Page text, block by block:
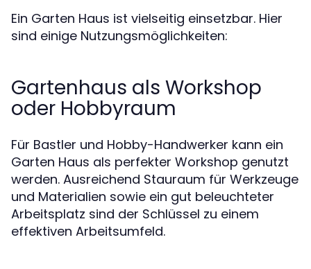
Ein Garten Haus ist vielseitig einsetzbar. Hier
sind einige Nutzungsmöglichkeiten:
Gartenhaus als Workshop
oder Hobbyraum
Für Bastler und Hobby-Handwerker kann ein
Garten Haus als perfekter Workshop genutzt
werden. Ausreichend Stauraum für Werkzeuge
und Materialien sowie ein gut beleuchteter
Arbeitsplatz sind der Schlüssel zu einem
effektiven Arbeitsumfeld.